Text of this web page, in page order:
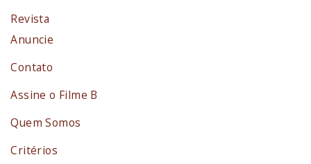
Revista
Anuncie
Contato
Assine o Filme B
Quem Somos
Critérios